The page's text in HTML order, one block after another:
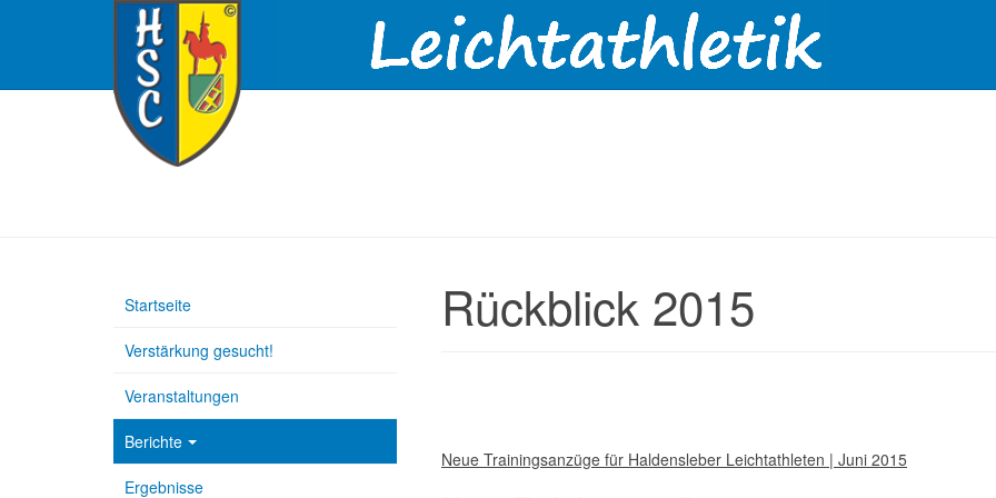
Rückblick 2015
Neue Trainingsanzüge für Haldensleber Leichtathleten | Juni 2015
Startseite
Verstärkung gesucht!
Veranstaltungen
Berichte
Ergebnisse